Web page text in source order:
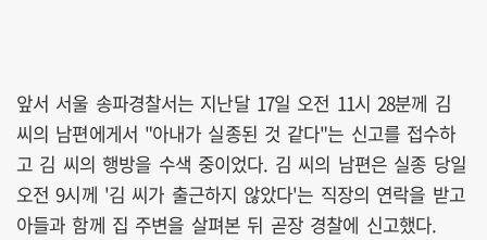
앞서 서울 송파경찰서는 지난달 17일 오전 11시 28분께 김
씨의 남편에게서 "아내가 실종된 것 같다"는 신고를 접수하
고 김 씨의 행방을 수색 중이었다. 김 씨의 남편은 실종 당일
오전 9시께 '김 씨가 출근하지 않았다'는 직장의 연락을 받고
아들과 함께 집 주변을 살펴본 뒤 곧장 경찰에 신고했다.